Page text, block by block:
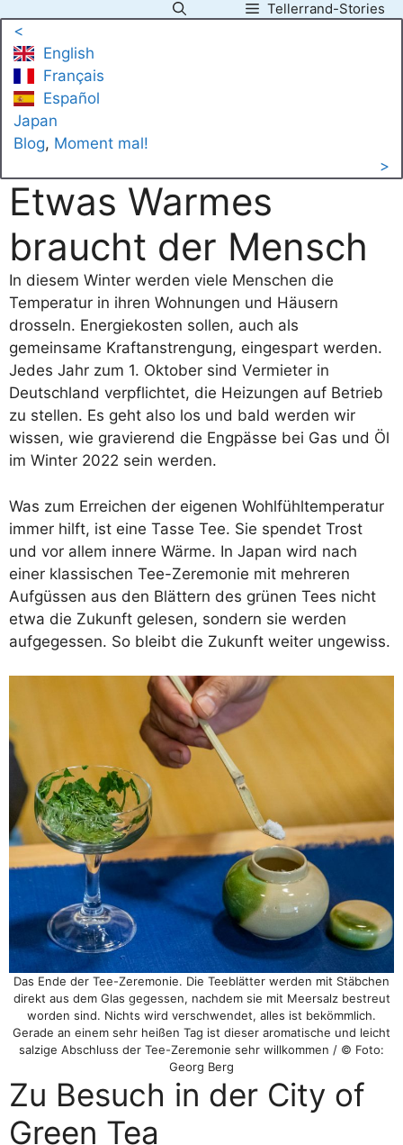
Inhalt
springen
Tellerrand-Stories
<
English
Français
Español
Japan
Blog, Moment mal!
>
Etwas Warmes
braucht der Mensch
In diesem Winter werden viele Menschen die
Temperatur in ihren Wohnungen und Häusern
drosseln. Energiekosten sollen, auch als
gemeinsame Kraftanstrengung, eingespart werden.
Jedes Jahr zum 1. Oktober sind Vermieter in
Deutschland verpflichtet, die Heizungen auf Betrieb
zu stellen. Es geht also los und bald werden wir
wissen, wie gravierend die Engpässe bei Gas und Öl
im Winter 2022 sein werden.
Was zum Erreichen der eigenen Wohlfühltemperatur
immer hilft, ist eine Tasse Tee. Sie spendet Trost
und vor allem innere Wärme. In Japan wird nach
einer klassischen Tee-Zeremonie mit mehreren
Aufgüssen aus den Blättern des grünen Tees nicht
etwa die Zukunft gelesen, sondern sie werden
aufgegessen. So bleibt die Zukunft weiter ungewiss.
Das Ende der Tee-Zeremonie. Die Teeblätter werden mit Stäbchen
direkt aus dem Glas gegessen, nachdem sie mit Meersalz bestreut
worden sind. Nichts wird verschwendet, alles ist bekömmlich.
Gerade an einem sehr heißen Tag ist dieser aromatische und leicht
salzige Abschluss der Tee-Zeremonie sehr willkommen / © Foto:
Georg Berg
Zu Besuch in der City of
Green Tea